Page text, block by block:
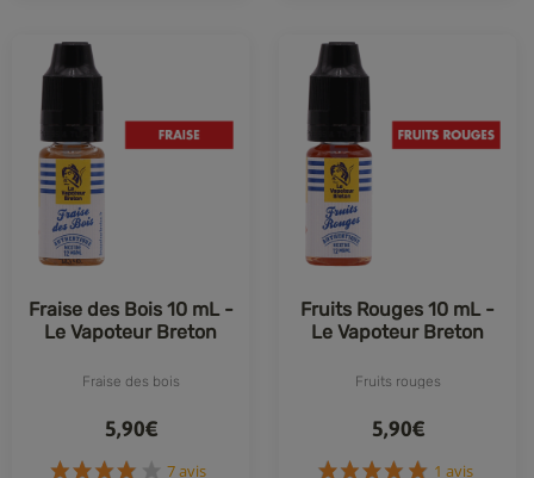
Fraise des Bois 10 mL -
Le Vapoteur Breton
Fraise des bois
5,90€
Fruits Rouges 10 mL -
Le Vapoteur Breton
Fruits rouges
5,90€